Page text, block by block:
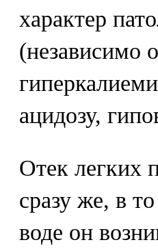
характер
(независимо
ацидозу,
Отек легких
сразу же, в
воде он